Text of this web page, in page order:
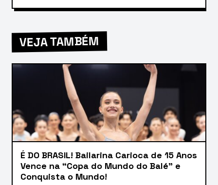
VEJA TAMBÉM
É DO BRASIL! Bailarina Carioca de 15 Anos
Vence na “Copa do Mundo do Balé” e
Conquista o Mundo!